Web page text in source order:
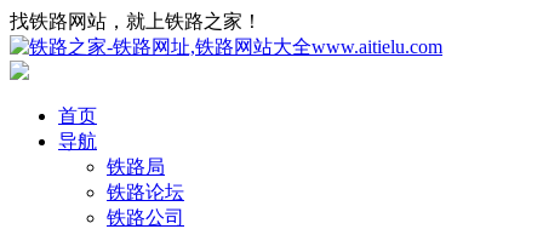
找铁路网站，就上铁路之家！
首页
导航
铁路局
铁路论坛
铁路公司